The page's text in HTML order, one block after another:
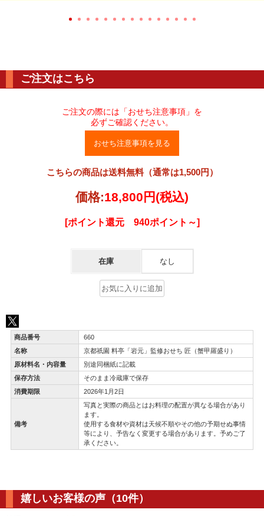
ご注文はこちら
ご注文の際には「おせち注意事項」を
必ずご確認ください。
おせち注意事項を見る
こちらの商品は送料無料（通常は1,500円）
価格:18,800円 (税込)
[ポイント還元 940ポイント～]
在庫 なし
商品番号
660
名称
京都祇園 料亭「岩元」監修おせち 匠（蟹甲羅盛り）
原材料名・内容量
別途同梱紙に記載
保存方法
そのまま冷蔵庫で保存
消費期限
2026年1月2日
備考
写真と実際の商品とはお料理の配置が異なる場合があり
ます。
使用する食材や資材は天候不順やその他の予期せぬ事情
等により、予告なく変更する場合があります。予めご了
承ください。
嬉しいお客様の声（10件）